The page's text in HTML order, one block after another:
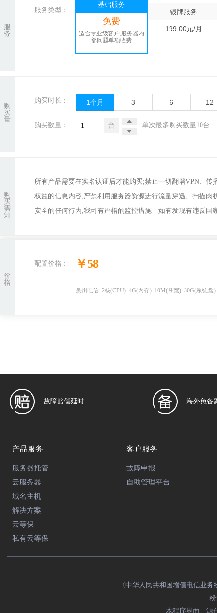
服
务
服务类型：
基础服务
免费
适合专业级客户,服务器内
部问题单项收费
银牌服务
199.00元/月
购
买
量
购买时长： 1个月 3 6 12
购买数量： 台 单次最多购买数量10台
购
买
需
知
所有产品需要在实名认证后才能购买;禁止一切翻墙VPN、
权益的信息内容;严禁利用服务器资源进行流量穿透、扫描
安全的任何行为;我司有严格的监控措施，如有发现有违反
价
格
配置价格： ￥58
泉州电信 2核(CPU) 4G(内存) 10M(带宽) 30G(系统
故障赔偿延时 海外免备
产品服务
服务器托管
云服务器
域名主机
解决方案
云等保
私有云等保
客户服务
故障申报
自助管理平台
《中华人民共和国增值电信业
本程序界面、源